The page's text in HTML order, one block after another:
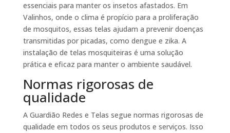
essenciais para manter os insetos afastados. Em
Valinhos, onde o clima é propício para a proliferação
de mosquitos, essas telas ajudam a prevenir doenças
transmitidas por picadas, como dengue e zika. A
instalação de telas mosquiteiras é uma solução
prática e eficaz para manter o ambiente saudável.
Normas rigorosas de
qualidade
A Guardião Redes e Telas segue normas rigorosas de
qualidade em todos os seus produtos e serviços. Isso